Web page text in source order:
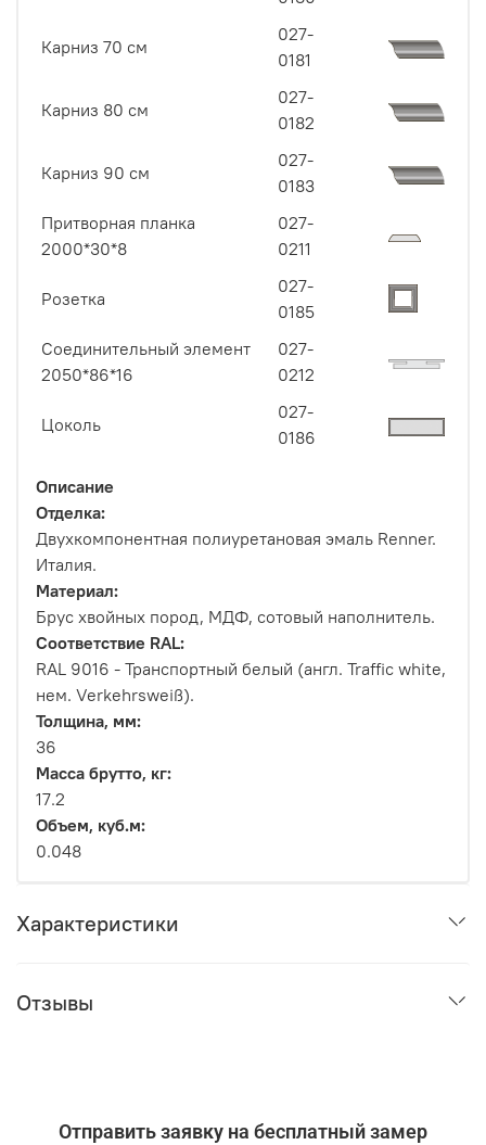
Карниз 70 см
027-
0181
Карниз 80 см
027-
0182
Карниз 90 см
027-
0183
Притворная планка
2000*30*8
027-
0211
Розетка
027-
0185
Соединительный элемент
2050*86*16
027-
0212
Цоколь
027-
0186
Описание
Отделка:
Двухкомпонентная полиуретановая эмаль Renner.
Италия.
Материал:
Брус хвойных пород, МДФ, сотовый наполнитель.
Соответствие RAL:
RAL 9016 - Транспортный белый (англ. Traffic white,
нем. Verkehrsweiß).
Толщина, мм:
36
Масса брутто, кг:
17.2
Объем, куб.м:
0.048
Характеристики
Отзывы
Отправить заявку на бесплатный замер